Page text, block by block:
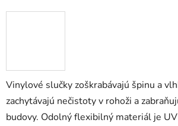
Vinylové slučky zoškrabávajú špinu a
zachytávajú nečistoty v rohoži a
budovy. Odolný flexibilný materiál je